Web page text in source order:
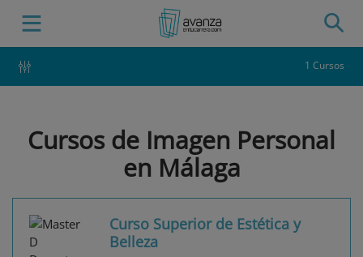
1 Cursos
Cursos de Imagen Personal
en Málaga
Curso Superior de Estética y
Belleza